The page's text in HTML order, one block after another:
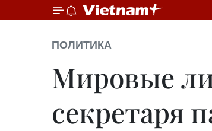
ПОЛИТИКА
Мировые
секретаря